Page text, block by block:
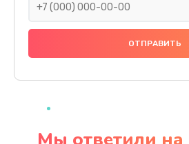
Замена
1000 руб.